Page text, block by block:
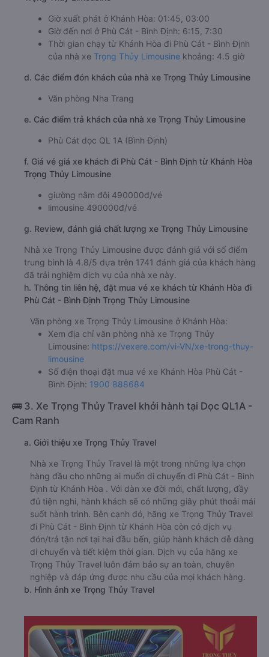
Giờ xuất phát ở Khánh Hòa: 01:45, 03:00
Giờ đến nơi ở Phù Cát - Bình Định: 6:15, 7:30
Thời gian chạy từ Khánh Hòa đi Phù Cát - Bình Định
của nhà xe Trọng Thủy Limousine khoảng: 4.5 giờ
d. Các điểm đón khách của nhà xe Trọng Thủy Limousine
Văn phòng Nha Trang
e. Các điểm trả khách của nhà xe Trọng Thủy Limousine
Phù Cát dọc QL 1A (Bình Định)
f. Giá vé giá xe khách đi Phù Cát - Bình Định từ Khánh Hòa
Trọng Thủy Limousine
giường nằm đôi 490000đ/vé
limousine 490000đ/vé
g. Review, đánh giá chất lượng xe Trọng Thủy Limousine
Nhà xe Trọng Thủy Limousine được đánh giá với số điểm
trung bình là 4.8/5 dựa trên 1741 đánh giá của khách hàng
đã trải nghiệm dịch vụ của nhà xe này.
h. Thông tin liên hệ, đặt mua vé xe khách từ Khánh Hòa đi
Phù Cát - Bình Định Trọng Thủy Limousine
Văn phòng xe Trọng Thủy Limousine ở Khánh Hòa:
Xem địa chỉ văn phòng nhà xe Trọng Thủy
Limousine: https://vexere.com/vi-VN/xe-trong-thuy-
limousine
Số điện thoại đặt mua vé xe Khánh Hòa Phù Cát -
Bình Định: 1900 888684
🚌 3. Xe Trọng Thủy Travel khởi hành tại Dọc QL1A -
Cam Ranh
a. Giới thiệu xe Trọng Thủy Travel
Nhà xe Trọng Thủy Travel là một trong những lựa chọn
hàng đầu cho những ai muốn di chuyển đi Phù Cát - Bình
Định từ Khánh Hòa . Với dàn xe đời mới, chất lượng, đầy
đủ tiện nghi, hành khách sẽ có những giây phút thoải mái
suốt hành trình. Bên cạnh đó, hãng xe Trọng Thủy Travel
đi Phù Cát - Bình Định từ Khánh Hòa còn có dịch vụ
đón/trả tận nơi tại hai đầu bến, giúp hành khách dễ dàng
di chuyển và tiết kiệm thời gian. Dịch vụ của hãng xe
Trọng Thủy Travel luôn đảm bảo sự an toàn, chuyên
nghiệp và đáp ứng được nhu cầu của mọi khách hàng.
b. Hình ảnh xe Trọng Thủy Travel